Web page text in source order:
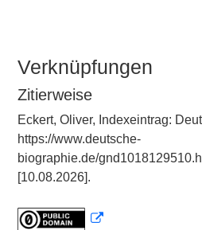
Verknüpfungen
Zitierweise
Eckert, Oliver, Indexeintrag:
https://www.deutsche-
biographie.de/
[10.08.2026].